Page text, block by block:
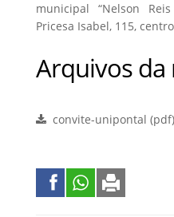
municipal “Nelson
Pricesa Isabel, 115,
Arquivos da
convite-unipontal (pdf)